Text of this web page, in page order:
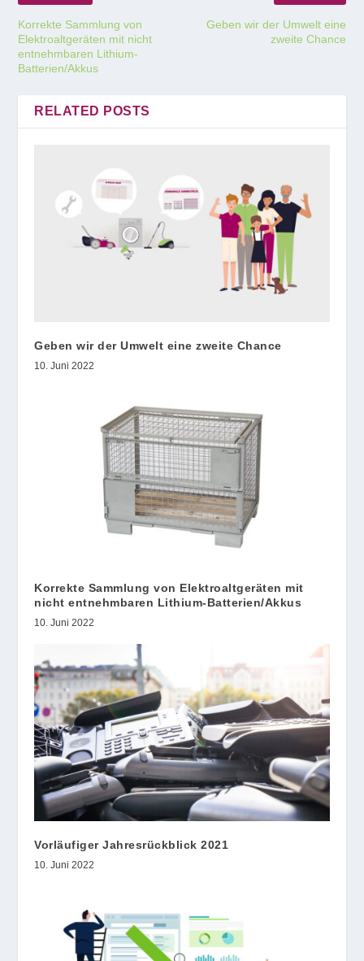
Korrekte Sammlung von
Elektroaltgeräten mit nicht
entnehmbaren Lithium-
Batterien/Akkus
Geben wir der Umwelt eine
zweite Chance
RELATED POSTS
Geben wir der Umwelt eine zweite Chance
10. Juni 2022
Korrekte Sammlung von Elektroaltgeräten mit
nicht entnehmbaren Lithium-Batterien/Akkus
10. Juni 2022
Vorläufiger Jahresrückblick 2021
10. Juni 2022